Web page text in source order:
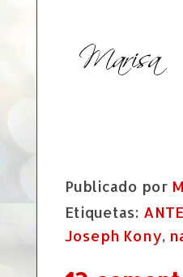
Publicado por
Etiquetas:
Joseph Kony,